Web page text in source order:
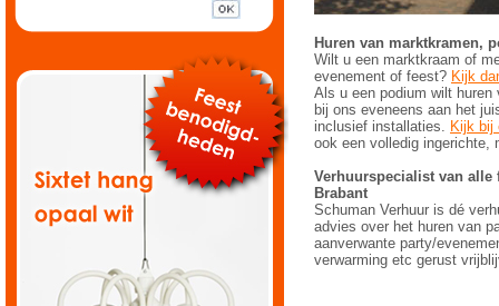
Huren van marktkramen,
Wilt u een marktkraam of
evenement of feest? Kijk
Als u een podium wilt
bij ons eveneens aan het
inclusief installaties. Kijk bij
ook een volledig ingerichte,
Verhuurspecialist van alle
Brabant
Schuman Verhuur is dé
advies over het huren van
aanverwante party/
verwarming etc gerust